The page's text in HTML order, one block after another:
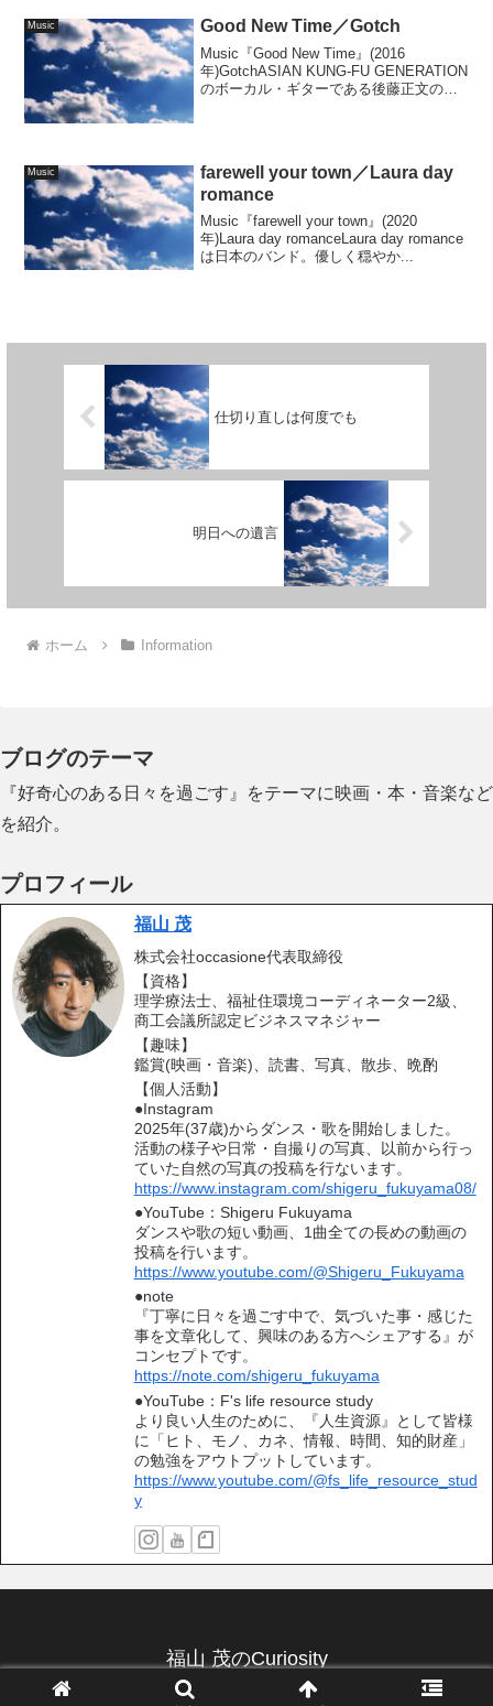
Music Good New Time／Gotch
Music『Good New Time』(2016
年)GotchASIAN KUNG-FU GENERATION
のボーカル・ギターである後藤正文のソ
Music
farewell your town／Laura day
romance
Music『farewell your town』(2020
年)Laura day romanceLaura day romance
は日本のバンド。優しく穏やか...
仕切り直しは何度でも
明日への遺言
ホーム Information
ブログのテーマ
『好奇心のある日々を過ごす』をテーマに映画・本・音楽など
を紹介。
プロフィール
福山 茂
株式会社occasione代表取締役
【資格】
理学療法士、福祉住環境コーディネーター2級、
商工会議所認定ビジネスマネジャー
【趣味】
鑑賞(映画・音楽)、読書、写真、散歩、晩酌
【個人活動】
●Instagram
2025年(37歳)からダンス・歌を開始しました。
活動の様子や日常・自撮りの写真、以前から行っ
ていた自然の写真の投稿を行ないます。
https://www.instagram.com/shigeru_fukuyama08/
●YouTube：Shigeru Fukuyama
ダンスや歌の短い動画、1曲全ての長めの動画の
投稿を行います。
https://www.youtube.com/@Shigeru_Fukuyama
●note
『丁寧に日々を過ごす中で、気づいた事・感じた
事を文章化して、興味のある方へシェアする』が
コンセプトです。
https://note.com/shigeru_fukuyama
●YouTube：F's life resource study
より良い人生のために、『人生資源』として皆様
に「ヒト、モノ、カネ、情報、時間、知的財産」
の勉強をアウトプットしています。
https://www.youtube.com/@fs_life_resource_stud
y
福山 茂のCuriosity
© 2019 福山 茂のCuriosity.